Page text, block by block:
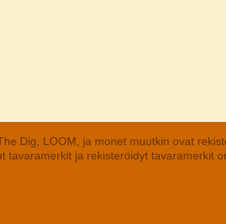
Dig, LOOM, ja monet muutkin ovat
ja rekisteröidyt tavaramerkit